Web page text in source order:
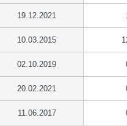
19.12.2021
10.03.2015
02.10.2019
20.02.2021
11.06.2017